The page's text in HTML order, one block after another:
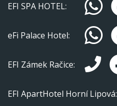
EFI SPA HOTEL:
eFi Palace Hotel:
EFI Zámek Račice:
EFI ApartHotel Horní Lipová: